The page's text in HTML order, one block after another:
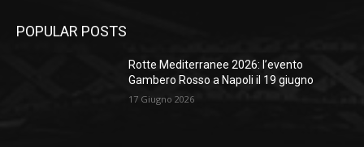
POPULAR POSTS
Rotte Mediterranee 2026: l’evento
Gambero Rosso a Napoli il 19 giugno
17 Giugno 2026